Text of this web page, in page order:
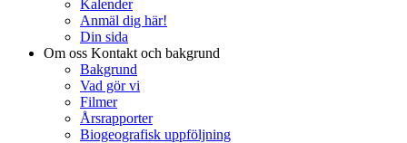
Kalender
Anmäl dig här!
Din sida
Om oss Kontakt och bakgrund
Bakgrund
Vad gör vi
Filmer
Årsrapporter
Biogeografisk uppföljning